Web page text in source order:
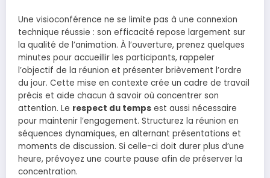
Une visioconférence ne se limite pas à une connexion
technique réussie : son efficacité repose largement sur
la qualité de l’animation. À l’ouverture, prenez quelques
minutes pour accueillir les participants, rappeler
l’objectif de la réunion et présenter brièvement l’ordre
du jour. Cette mise en contexte crée un cadre de travail
précis et aide chacun à savoir où concentrer son
attention. Le respect du temps est aussi nécessaire
pour maintenir l’engagement. Structurez la réunion en
séquences dynamiques, en alternant présentations et
moments de discussion. Si celle-ci doit durer plus d’une
heure, prévoyez une courte pause afin de préserver la
concentration.